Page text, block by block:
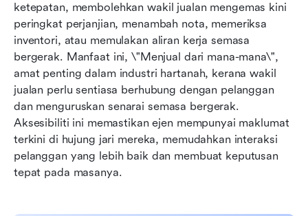
ketepatan, membolehkan wakil jualan mengemas kini
peringkat perjanjian, menambah nota, memeriksa
inventori, atau memulakan aliran kerja semasa
bergerak. Manfaat ini, \"Menjual dari mana-mana\",
amat penting dalam industri hartanah, kerana wakil
jualan perlu sentiasa berhubung dengan pelanggan
dan menguruskan senarai semasa bergerak.
Aksesibiliti ini memastikan ejen mempunyai maklumat
terkini di hujung jari mereka, memudahkan interaksi
pelanggan yang lebih baik dan membuat keputusan
tepat pada masanya.